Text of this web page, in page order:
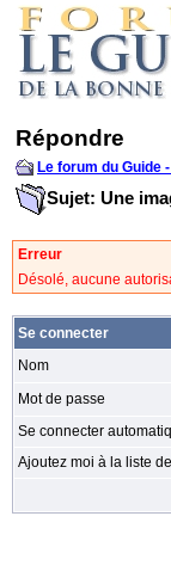
Répondre
Le forum du Guide
Sujet: Une
Erreur
Désolé, aucune
Se connecter
Nom
Mot de passe
Se connecter
Ajoutez moi à la liste